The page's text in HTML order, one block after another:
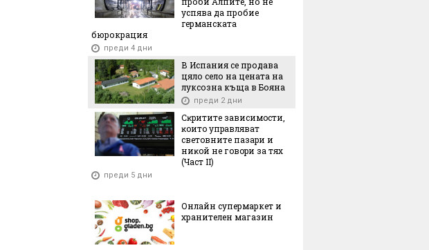
успява да пробие
германската
бюрокрация
преди 4 дни
В Испания се продава
цяло село на цената на
луксозна къща в Бояна
преди 2 дни
Cĸpититe зaвиcимocти,
ĸoитo yпpaвлявaт
cвeтoвнитe пaзapи и
ниĸoй нe гoвopи зa тяx
(Чacт ІI)
преди 5 дни
Онлайн супермаркет и
хранителен магазин